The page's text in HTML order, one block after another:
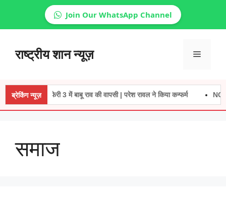
Join Our WhatsApp Channel
contentराष्ट्रीय शान न्यूज़ Menu
ब्रेकिंग न्यूज़हेरा फेरी 3 में बाबू राव की वापसी | परेश रावल ने किया कन्फर्म NCR में
समाज